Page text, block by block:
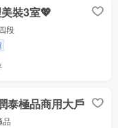
裝3室💖
段
泰極品商用大戶
品